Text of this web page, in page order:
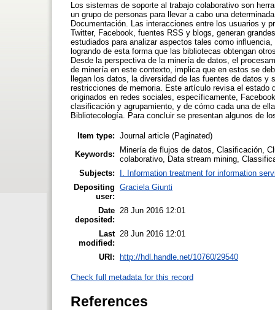
Los sistemas de soporte al trabajo colaborativo son
un grupo de personas para llevar a cabo una
Documentación. Las interacciones entre los usuarios y
Twitter, Facebook, fuentes RSS y blogs, generan
estudiados para analizar aspectos tales como
logrando de esta forma que las bibliotecas obtengan
Desde la perspectiva de la minería de datos, el
de minería en este contexto, implica que en estos se
llegan los datos, la diversidad de las fuentes de datos
restricciones de memoria. Este artículo revisa el estado
originados en redes sociales, específicamente,
clasificación y agrupamiento, y de cómo cada una de
Bibliotecología. Para concluir se presentan algunos de
Item type: Journal article (Paginated)
Keywords:
Minería de flujos de datos, Clasificación,
colaborativo, Data stream mining,
Subjects:
I. Information treatment for information
Depositing
user:
Graciela Giunti
Date
deposited:
28 Jun 2016 12:01
Last
modified:
28 Jun 2016 12:01
URI: http://hdl.handle.net/10760/29540
Check full metadata for this record
References